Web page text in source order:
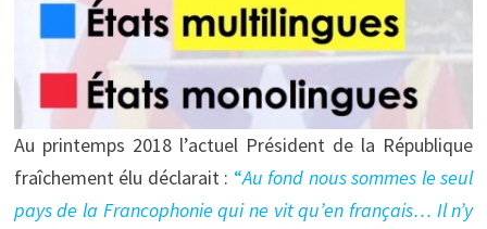
Au printemps 2018 l’actuel Président de la République
fraîchement élu déclarait : “Au fond nous sommes le seul
pays de la Francophonie qui ne vit qu’en français… Il n’y